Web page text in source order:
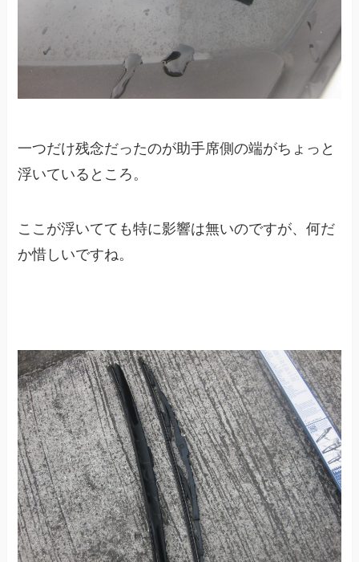
一つだけ残念だったのが助手席側の端がちょっと
浮いているところ。
ここが浮いてても特に影響は無いのですが、何だ
か惜しいですね。